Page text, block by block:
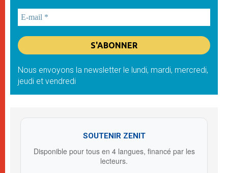
Nous envoyons la newsletter le lundi, mardi, mercredi,
jeudi et vendredi
SOUTENIR ZENIT
Disponible pour tous en 4 langues, financé par les
lecteurs.